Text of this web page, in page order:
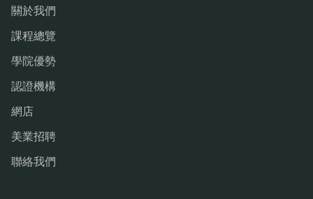
關於我們
課程總覽
學院優勢
認證機構
網店
美業招聘
聯絡我們